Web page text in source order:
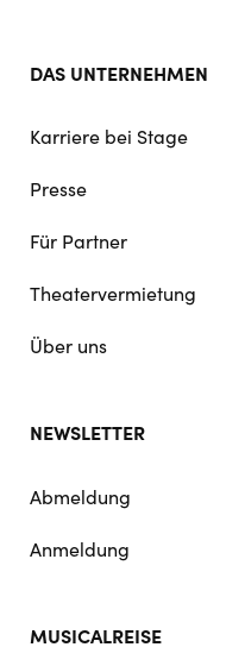
DAS UNTERNEHMEN
Karriere bei Stage
Presse
Für Partner
Theatervermietung
Über uns
NEWSLETTER
Abmeldung
Anmeldung
MUSICALREISE